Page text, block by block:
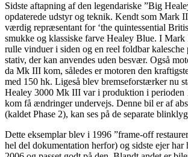
Sidste aftapning af den legendariske ”Big
opdaterede udstyr og teknik. Kendt som Mark
værdig repræsentant for ‘the quintessential
smukke og klassiske farve Healey Blue. I
rulle vinduer i siden og en reel foldbar kalesche
stativ, der kan anvendes uden besvær. Også
da Mk III kom, således er motoren den
med 150 hk. Ligeså blev bremseforstærker nu
Healey 3000 Mk III var i produktion i perioden
kom få ændringer undervejs. Denne bil er af
(kaldet Phase 2), kan ses på de separate
Dette eksemplar blev i 1996 ”frame-off
hel del dokumentation herfor) og sidste ejer har